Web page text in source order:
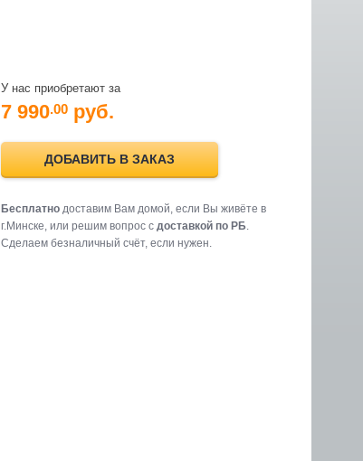
У нас приобретают за
7 990.00 руб.
ДОБАВИТЬ В ЗАКАЗ
Бесплатнодоставим Вам домой, если Вы живёте в
г.Минске, или решим вопрос с доставкой по РБ.
Cделаем безналичный счёт, если нужен.